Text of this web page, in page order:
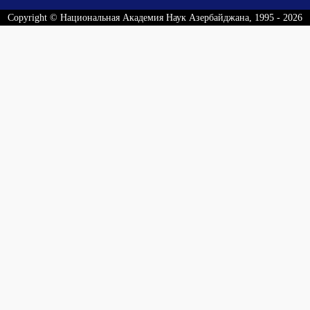
Copyright © Национальная Академия Наук Азербайджана, 1995 - 2026